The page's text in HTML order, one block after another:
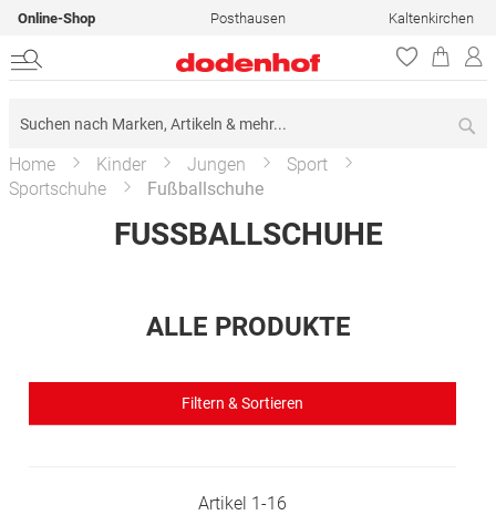
Online-Shop Posthausen Kaltenkirchen
Home Kinder Jungen
Sport
Sportschuhe
Fußballschuhe
FUSSBALLSCHUHE
ALLE PRODUKTE
Filtern & Sortieren
Artikel 1-16